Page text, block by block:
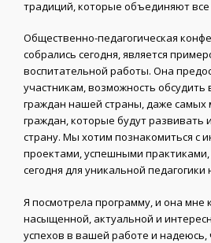
традиций, которые объединяют
Общественно-педагогическая
собрались сегодня, является
воспитательной работы. Она
участникам, возможность обсудить
граждан нашей страны, даже
граждан, которые будут развивать
страну. Мы хотим познакомиться с
проектами, успешными
сегодня для уникальной
Я посмотрела программу, и она мне
насыщенной, актуальной и
успехов в вашей работе и